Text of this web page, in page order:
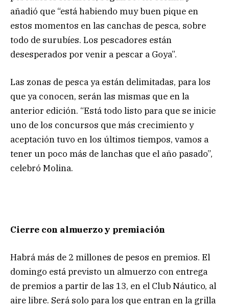
añadió que “está habiendo muy buen pique en
estos momentos en las canchas de pesca, sobre
todo de surubíes. Los pescadores están
desesperados por venir a pescar a Goya”.
Las zonas de pesca ya están delimitadas, para los
que ya conocen, serán las mismas que en la
anterior edición. “Está todo listo para que se inicie
uno de los concursos que más crecimiento y
aceptación tuvo en los últimos tiempos, vamos a
tener un poco más de lanchas que el año pasado”,
celebró Molina.
Cierre con almuerzo y premiación
Habrá más de 2 millones de pesos en premios. El
domingo está previsto un almuerzo con entrega
de premios a partir de las 13, en el Club Náutico, al
aire libre. Será solo para los que entran en la grilla